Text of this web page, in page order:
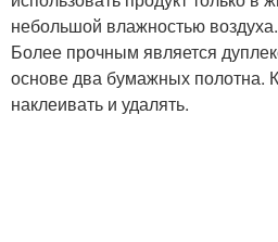
небольшой влажностью воздуха.
Более прочным является
основе два бумажных полотна.
наклеивать и удалять.